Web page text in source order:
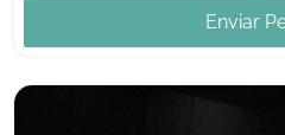
Enviar